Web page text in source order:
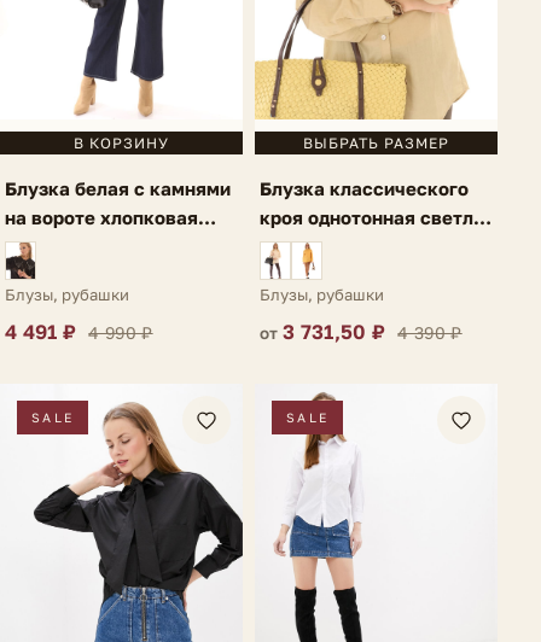
В КОРЗИНУ
Блузка белая с камнями
на вороте хлопковая
Gela
Блузы, рубашки
4 491 ₽ 4 990 ₽
ВЫБРАТЬ РАЗМЕР
Блузка классического
кроя однотонная светло-
зеленая Lauria
Блузы, рубашки
от3 731,50 ₽ 4 390 ₽
SALE SALE